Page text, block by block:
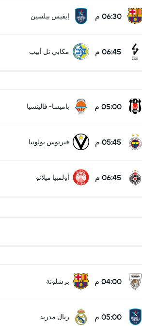
06:30 م إيفيس بيلسين
06:45 م مكابي تل أبيب
05:00 م باميسا- فالينسيا
05:45 م فيرتوس بولونيا
06:45 م أولمبيا ميلانو
04:00 م برشلونة
05:00 م ريال مدريد